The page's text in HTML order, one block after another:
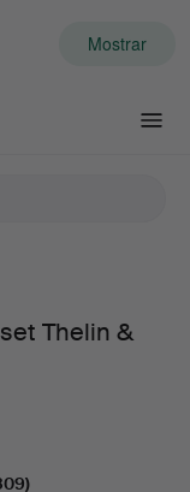
Mostrar
Thelin &